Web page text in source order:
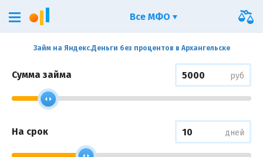
Займ на Яндекс.Деньги без процентов в Архангельске
Сумма займа руб
На срок дней
Все МФО